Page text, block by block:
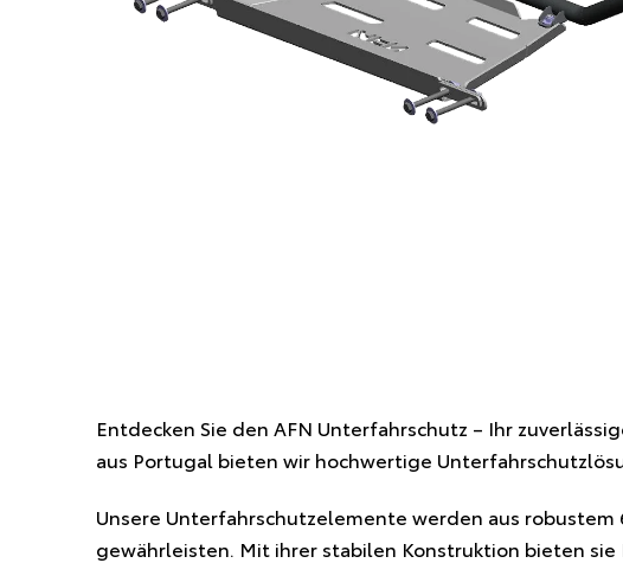
Entdecken Sie den AFN Unterfahrschutz – Ihr
aus Portugal bieten wir hochwertige
Unsere Unterfahrschutzelemente werden aus
gewährleisten. Mit ihrer stabilen Konstruktion bieten